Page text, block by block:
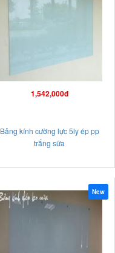
1,542,000đ
Bảng kính cường lực 5ly ép pp
trắng sữa
New